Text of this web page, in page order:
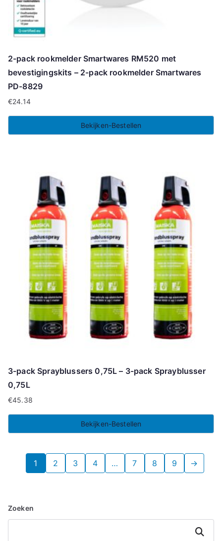
2-pack rookmelder Smartwares RM520 met
bevestigingskits – 2-pack rookmelder Smartwares
PD-8829
€24.14
Bekijken-Bestellen
3-pack Sprayblussers 0,75L – 3-pack Sprayblusser
0,75L
€45.38
Bekijken-Bestellen
1 2 3 4 … 7 8 9 →
Zoeken
Zoeken